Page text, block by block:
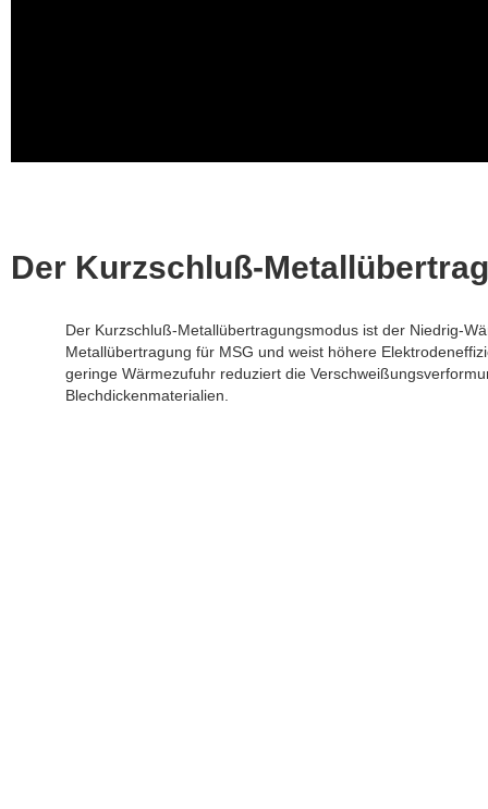
Der Kurzschluß-
Der Kurzschluß-Metallübertragungsmodus ist der Niedrig-
Metallübertragung für MSG und weist höhere
geringe Wärmezufuhr reduziert die
Blechdickenmaterialien.